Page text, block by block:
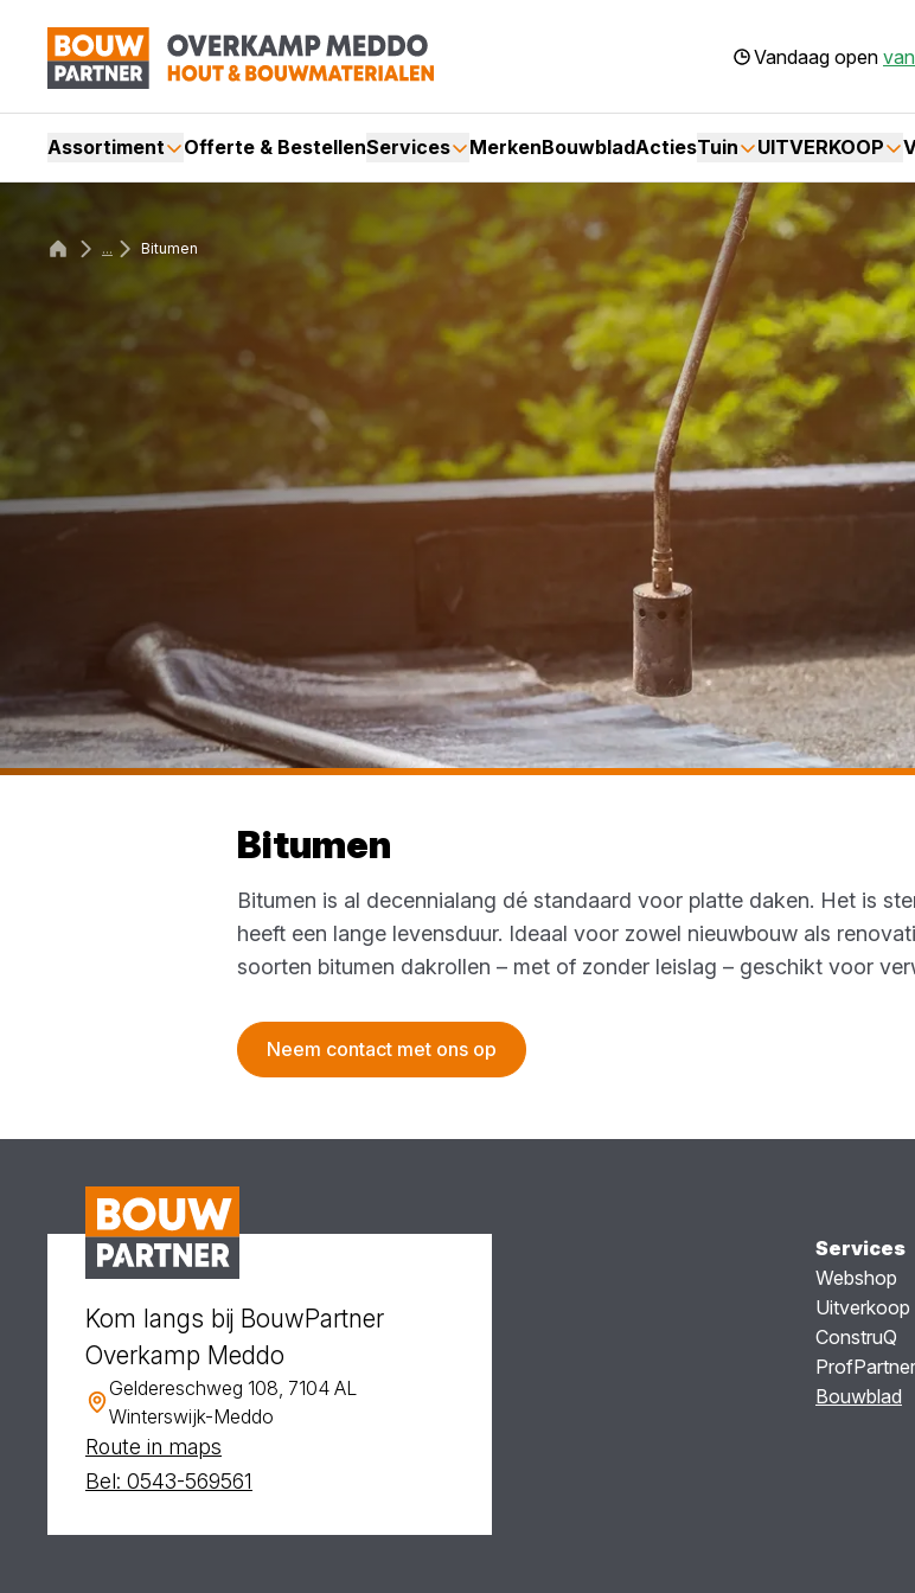
Vandaag open
Assortiment Offerte & BestellenServices MerkenBouwbladActiesTuin UITVERKOOP
... Bitumen
Bitumen
Bitumen is al decennialang dé standaard voor platte daken. Het is
heeft een lange levensduur. Ideaal voor zowel nieuwbouw als
soorten bitumen dakrollen – met of zonder leislag – geschikt voor
Neem contact met ons op
Kom langs bij BouwPartner
Overkamp Meddo
Geldereschweg 108, 7104 AL
Winterswijk-Meddo
Route in maps
Bel: 0543-569561
Services
Webshop
Uitverkoop
ConstruQ
ProfPartner
Bouwblad